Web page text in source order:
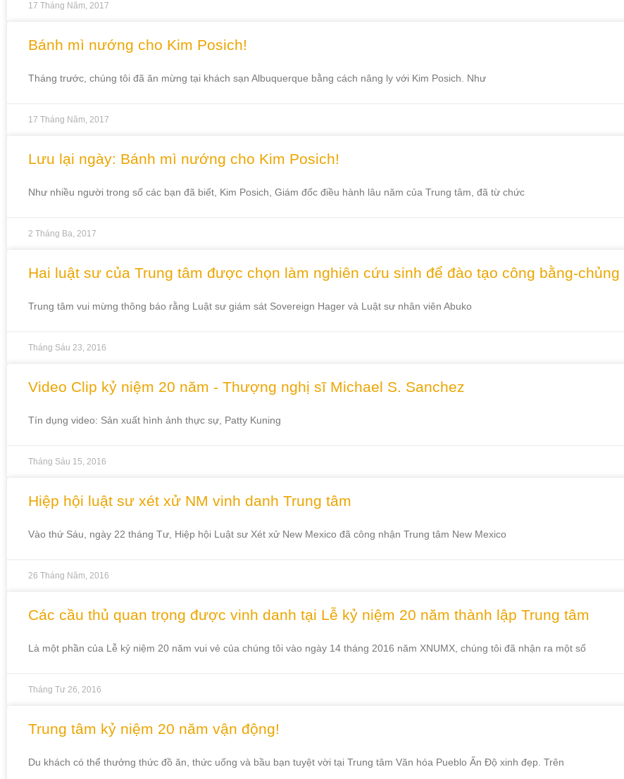
17 Tháng Năm, 2017
Bánh mì nướng cho Kim Posich!
Tháng trước, chúng tôi đã ăn mừng tại khách sạn Albuquerque bằng cách nâng ly với Kim Posich. Như
17 Tháng Năm, 2017
Lưu lại ngày: Bánh mì nướng cho Kim Posich!
Như nhiều người trong số các bạn đã biết, Kim Posich, Giám đốc điều hành lâu năm của Trung tâm, đã từ chức
2 Tháng Ba, 2017
Hai luật sư của Trung tâm được chọn làm nghiên cứu sinh để đào tạo công bằng-chủng
Trung tâm vui mừng thông báo rằng Luật sư giám sát Sovereign Hager và Luật sư nhân viên Abuko
Tháng Sáu 23, 2016
Video Clip kỷ niệm 20 năm - Thượng nghị sĩ Michael S. Sanchez
Tín dụng video: Sản xuất hình ảnh thực sự, Patty Kuning
Tháng Sáu 15, 2016
Hiệp hội luật sư xét xử NM vinh danh Trung tâm
Vào thứ Sáu, ngày 22 tháng Tư, Hiệp hội Luật sư Xét xử New Mexico đã công nhận Trung tâm New Mexico
26 Tháng Năm, 2016
Các cầu thủ quan trọng được vinh danh tại Lễ kỷ niệm 20 năm thành lập Trung tâm
Là một phần của Lễ kỷ niệm 20 năm vui vẻ của chúng tôi vào ngày 14 tháng 2016 năm XNUMX, chúng tôi đã nhận ra một số
Tháng Tư 26, 2016
Trung tâm kỷ niệm 20 năm vận động!
Du khách có thể thưởng thức đồ ăn, thức uống và bầu bạn tuyệt vời tại Trung tâm Văn hóa Pueblo Ấn Độ xinh đẹp. Trên